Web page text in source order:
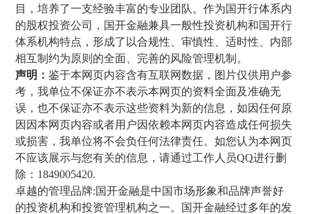
目，培养了一支经验丰富的专业团队。作为国开行体系内
的股权投资公司，国开金融兼具一般性投资机构和国开行
体系机构特点，形成了以合规性、审慎性、适时性、内部
相互制约为原则的全面、完善的风险管理机制。
声明：鉴于本网页内容含有互联网数据，图片仅供用户参
考，我单位不保证亦不表示本网页的资料全面及准确无
误，也不保证亦不表示这些资料为新的信息，如因任何原
因因本网页内容或者用户因依赖本网页内容造成任何损失
或损害，我单位将不会负任何法律责任。如您认为本网页
不应该展示与您有关的信息，请通过工作人员QQ进行删
除：1849005420.
卓越的管理品牌:国开金融是中国市场形象和品牌声誉好
的投资机构和投资管理机构之一。国开金融经过多年的发